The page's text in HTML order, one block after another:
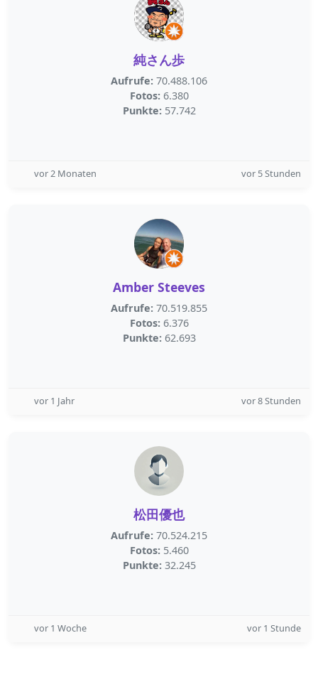
純さん歩
Aufrufe: 70.488.106
Fotos: 6.380
Punkte: 57.742
vor 2 Monaten vor 5 Stunden
Amber Steeves
Aufrufe: 70.519.855
Fotos: 6.376
Punkte: 62.693
vor 1 Jahr vor 8 Stunden
松田優也
Aufrufe: 70.524.215
Fotos: 5.460
Punkte: 32.245
vor 1 Woche vor 1 Stunde